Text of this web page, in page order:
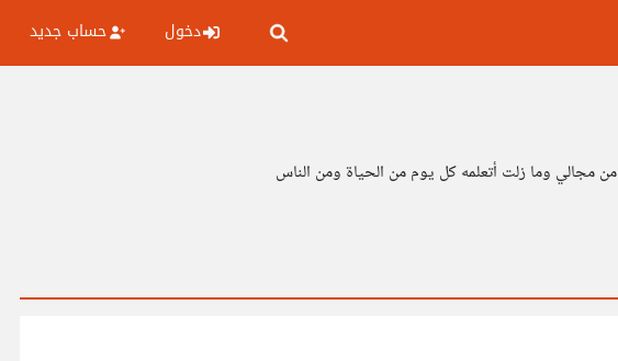
دخول حساب جديد
مجالي وما زلت أتعلمه كل يوم من الحياة ومن الناس